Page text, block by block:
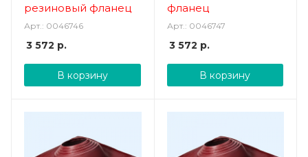
резиновый фланец
Арт.: 0046746
3 572 р.
В корзину
фланец
Арт.: 0046747
3 572 р.
В корзину